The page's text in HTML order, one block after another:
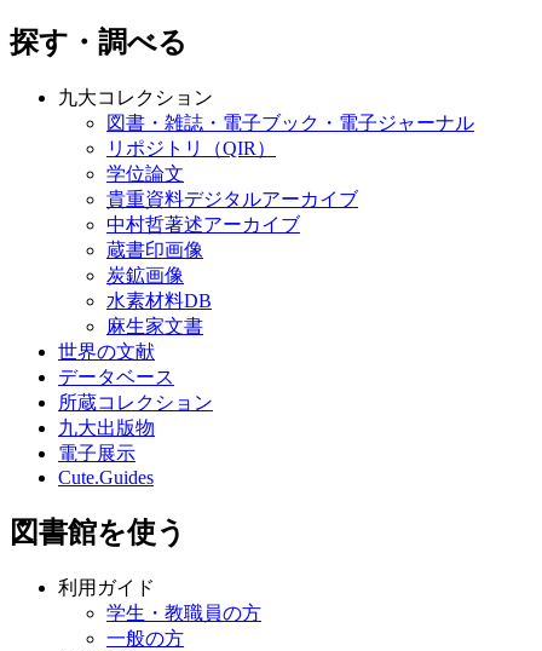
探す・調べる
九大コレクション
図書・雑誌・電子ブック・電子ジャーナル
リポジトリ（QIR）
学位論文
貴重資料デジタルアーカイブ
中村哲著述アーカイブ
蔵書印画像
炭鉱画像
水素材料DB
麻生家文書
世界の文献
データベース
所蔵コレクション
九大出版物
電子展示
Cute.Guides
図書館を使う
利用ガイド
学生・教職員の方
一般の方